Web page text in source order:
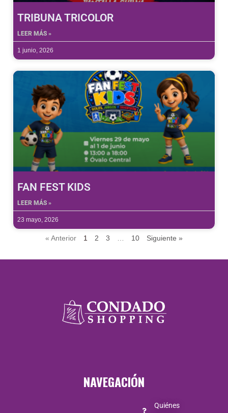
TRIBUNA TRICOLOR
LEER MÁS »
1 junio, 2026
FAN FEST KIDS
LEER MÁS »
23 mayo, 2026
« Anterior 1 2 3 10 Siguiente »
NAVEGACIÓN
Quiénes